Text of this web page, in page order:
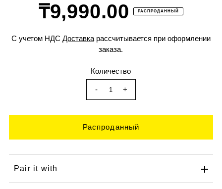
₸9,990.00 РАСПРОДАННЫЙ
С учетом НДС Доставкарассчитывается при оформлении
заказа.
Количество
- +
Pair it with